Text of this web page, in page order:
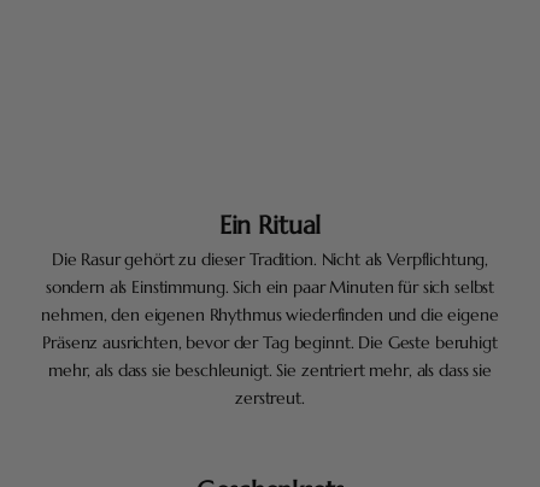
Ein Ritual
Die Rasur gehört zu dieser Tradition. Nicht als Verpflichtung,
sondern als Einstimmung. Sich ein paar Minuten für sich selbst
nehmen, den eigenen Rhythmus wiederfinden und die eigene
Präsenz ausrichten, bevor der Tag beginnt. Die Geste beruhigt
mehr, als dass sie beschleunigt. Sie zentriert mehr, als dass sie
zerstreut.